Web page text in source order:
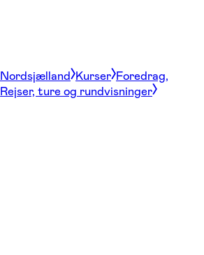
Kurser Foredrag,
Rejser, ture og rundvisninger